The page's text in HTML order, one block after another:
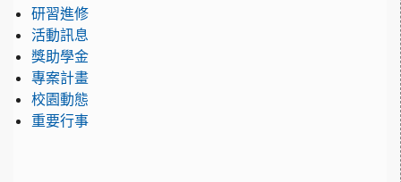
研習進修
活動訊息
獎助學金
專案計畫
校園動態
重要行事